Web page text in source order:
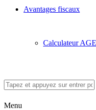
Avantages fiscaux
Calculateur
Menu